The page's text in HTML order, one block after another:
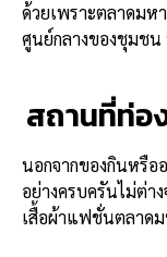
ด้วยเพราะตลาดม
ศูนย์กลางของชุมช
สถานที่ท่อ
นอกจากของกินหรื
อย่างครบครันไม่ต่า
เสื้อผ้าแฟชั่นตลาด